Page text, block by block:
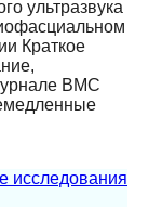
ультразвука
Краткое
BMC
исследования